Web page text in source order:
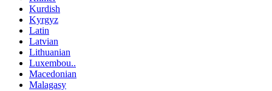
Kurdish
Kyrgyz
Latin
Latvian
Lithuanian
Luxembou..
Macedonian
Malagasy